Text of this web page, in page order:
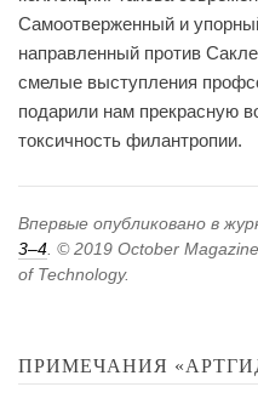
Самоотверженный и
направленный против
смелые выступления
подарили нам прекрасную
токсичность филантропии.
Впервые опубликовано в
3–4 . © 2019 October
of Technology.
ПРИМЕЧАНИЯ